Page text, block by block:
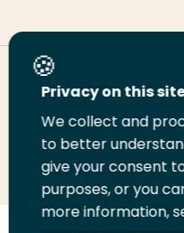
Deel deze pagina
Deel
LinkedIn
Deel
op
Twitter
Deel
op
Privacy on this
We collect and
to better
give your consent
purposes, or you
more information,